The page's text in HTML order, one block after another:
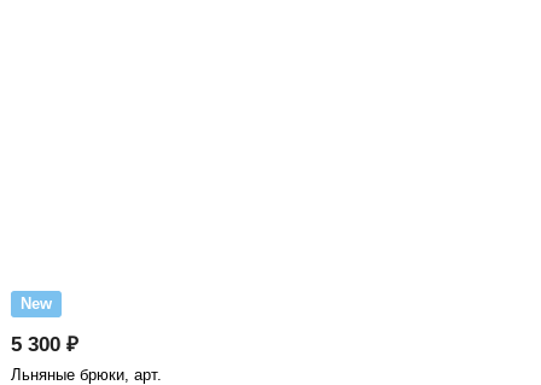
New
5 300 ₽
Льняные брюки, арт.